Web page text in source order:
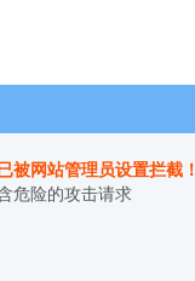
被网站管理员设置拦截！
危险的攻击请求